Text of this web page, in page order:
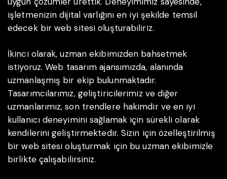
işletmenizin dijital varlığını en iyi şekilde temsil
edecek bir web sitesi oluşturabiliriz.
İkinci olarak, uzman ekibimizden bahsetmek
istiyoruz. Web tasarım ajansımızda, alanında
uzmanlaşmış bir ekip bulunmaktadır.
Tasarımcılarımız, geliştiricilerimiz ve diğer
uzmanlarımız, son trendlere hakimdir ve en iyi
kullanıcı deneyimini sağlamak için sürekli olarak
kendilerini geliştirmektedir. Sizin için özelleştirilmiş
bir web sitesi oluşturmak için bu uzman ekibimizle
birlikte çalışabilirsiniz.